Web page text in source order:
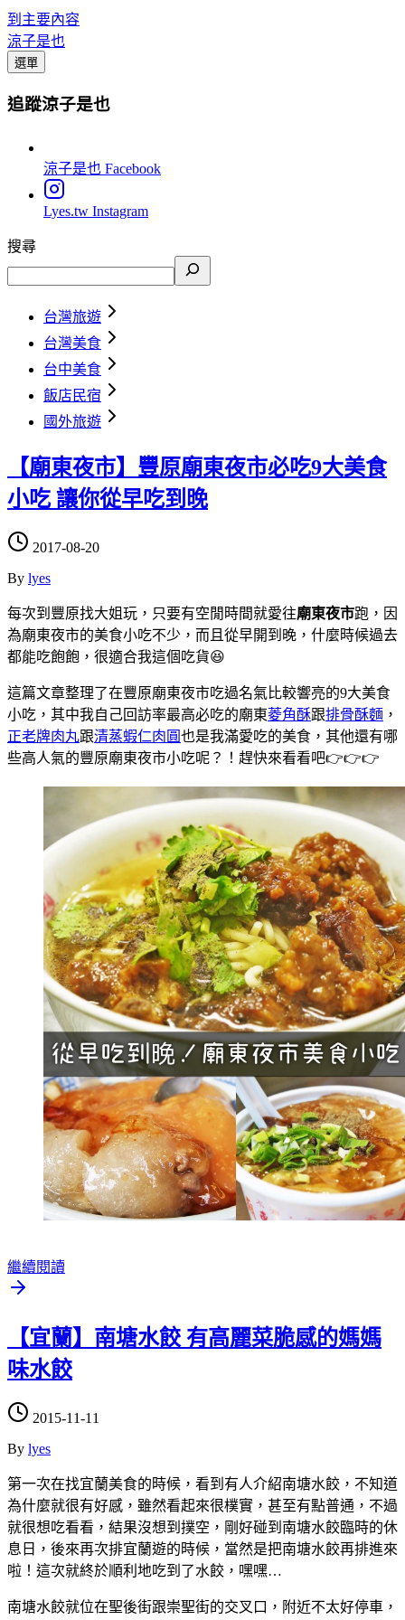
到主要內容
涼子是也
選單
追蹤涼子是也
涼子是也 Facebook
Lyes.tw Instagram
搜尋
台灣旅遊
台灣美食
台中美食
飯店民宿
國外旅遊
【廟東夜市】豐原廟東夜市必吃9大美食
小吃 讓你從早吃到晚
2017-08-20
By lyes
每次到豐原找大姐玩，只要有空閒時間就愛往廟東夜市跑，因
為廟東夜市的美食小吃不少，而且從早開到晚，什麼時候過去
都能吃飽飽，很適合我這個吃貨😆
這篇文章整理了在豐原廟東夜市吃過名氣比較響亮的9大美食
小吃，其中我自己回訪率最高必吃的廟東菱角酥跟排骨酥麵 ，
正老牌肉丸跟清蒸蝦仁肉圓也是我滿愛吃的美食，其他還有哪
些高人氣的豐原廟東夜市小吃呢？！趕快來看看吧👉👉👉
繼續閱讀
【宜蘭】南塘水餃 有高麗菜脆感的媽媽
味水餃
2015-11-11
By lyes
第一次在找宜蘭美食的時候，看到有人介紹南塘水餃，不知道
為什麼就很有好感，雖然看起來很樸實，甚至有點普通，不過
就很想吃看看，結果沒想到撲空，剛好碰到南塘水餃臨時的休
息日，後來再次排宜蘭遊的時候，當然是把南塘水餃再排進來
啦！這次就終於順利地吃到了水餃，嘿嘿…
南塘水餃就位在聖後街跟崇聖街的交叉口，附近不太好停車，